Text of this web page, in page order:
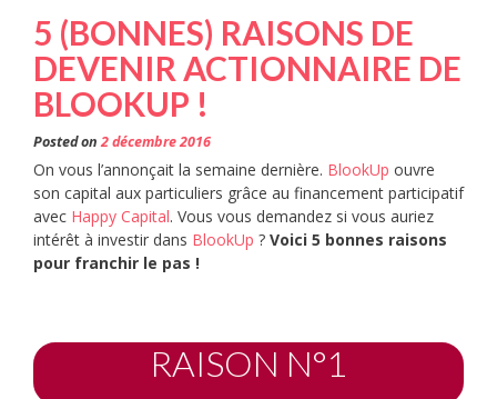
5 (BONNES) RAISONS DE
DEVENIR ACTIONNAIRE DE
BLOOKUP !
Posted on2 décembre 2016
On vous l’annonçait la semaine dernière. BlookUp ouvre
son capital aux particuliers grâce au financement participatif
avec Happy Capital. Vous vous demandez si vous auriez
intérêt à investir dans BlookUp ? Voici 5 bonnes raisons
pour franchir le pas !
RAISON N°1